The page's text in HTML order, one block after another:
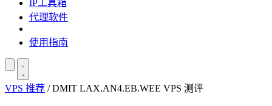
IP工具箱
代理软件
使用指南
VPS 推荐 / DMIT LAX.AN4.EB.WEE VPS 测评